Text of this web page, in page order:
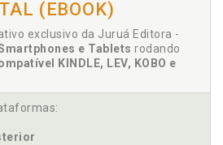
(EBOOK)
exclusivo da Juruá Editora -
e Tablets rodando
KINDLE, LEV, KOBO e